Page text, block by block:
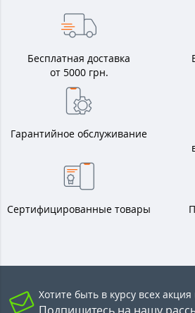
Бесплатная доставка
от 5000 грн.
Гарантийное обслуживание
Сертифицированные товары
Хотите быть в курсу всех акция